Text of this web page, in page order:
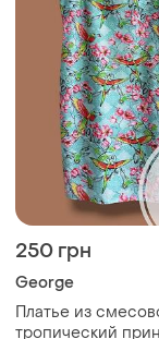
250 грн
George
Платье из
тропический